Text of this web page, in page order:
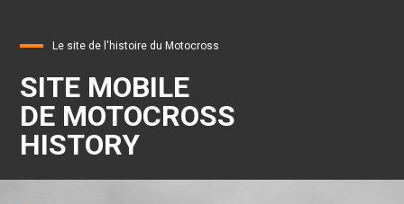
Le site de l'histoire du Motocross
SITE MOBILE
DE MOTOCROSS
HISTORY